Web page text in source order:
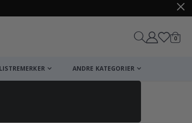
0varer
ANDRE KATEGORIER